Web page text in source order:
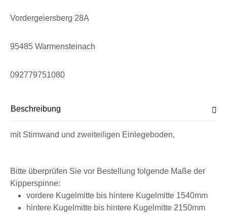
Vordergeiersberg 28A
95485 Warmensteinach
092779751080
Beschreibung
mit Stirnwand und zweiteiligen Einlegeboden,
Bitte überprüfen Sie vor Bestellung folgende Maße der
Kipperspinne:
vordere Kugelmitte bis hintere Kugelmitte 1540mm
hintere Kugelmitte bis hintere Kugelmitte 2150mm